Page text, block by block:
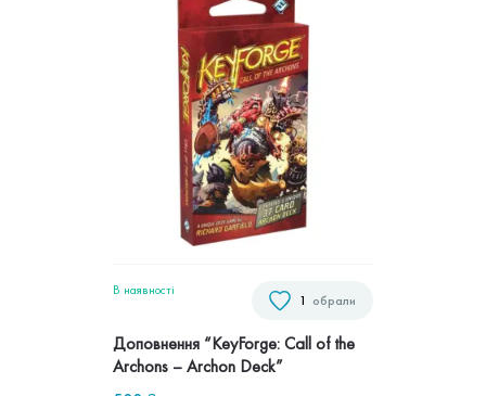
обрали
1
В наявностi
Доповнення “KeyForge: Call of the
Archons – Archon Deck”